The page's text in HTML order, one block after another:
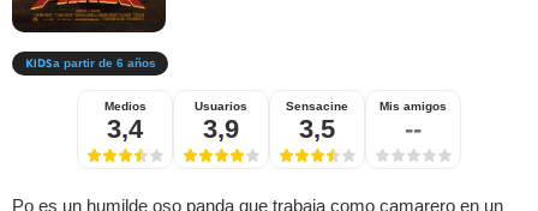
a partir de 6 años
Medios
3,4
Usuarios
3,9
Sensacine
3,5
Mis amigos
--
Po es un humilde oso panda que trabaja como camarero en un